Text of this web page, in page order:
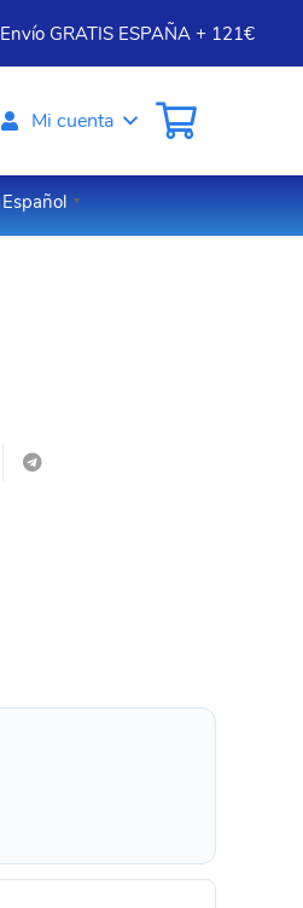
Envío GRATIS ESPAÑA + 121€
Mi cuenta
Español ▼